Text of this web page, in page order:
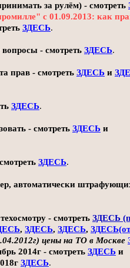
за рулём) - смотреть
с 01.09.2013: как
ЗДЕСЬ.
- смотреть ЗДЕСЬ.
прав - смотреть ЗДЕСЬ и
ЗДЕСЬ.
- смотреть ЗДЕСЬ и
ЗДЕСЬ.
автоматически
- смотреть ЗДЕСЬ
, ЗДЕСЬ, ЗДЕСЬ,
цены на ТО в Москве
2014г - смотреть ЗДЕСЬ и
ЗДЕСЬ.